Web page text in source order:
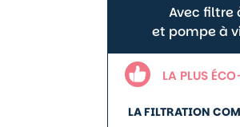
Avec filtre
et pompe à
LA PLUS
LA FILTRATION